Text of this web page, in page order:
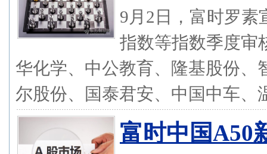
9月2日，富时罗素
指数等指数季度审
华化学、中公教育、隆基股份、
尔股份、国泰君安、中国中车、
富时中国A50